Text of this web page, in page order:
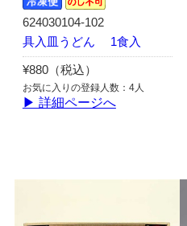
624030104-102
具入皿うどん 1食入
¥880（税込）
お気に入りの登録人数：4人
▶ 詳細ページへ